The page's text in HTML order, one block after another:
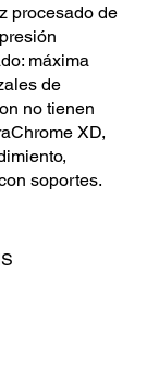
procesado de
máxima
de
no tienen
XD,
soportes.